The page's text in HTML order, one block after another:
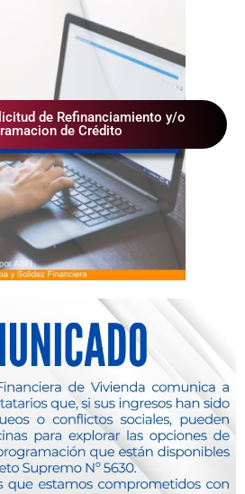
de la primera vivienda del solicitante.
de Refinanciamiento y/o
de Crédito